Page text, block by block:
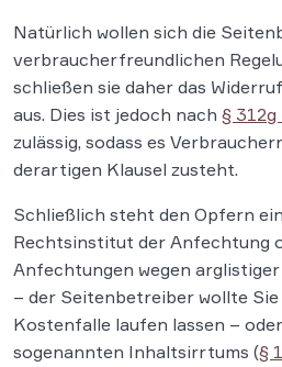
Natürlich wollen sich die
verbraucherfreundlichen
schließen sie daher das
aus. Dies ist jedoch nach § 312g
zulässig, sodass es
derartigen Klausel zusteht.
Schließlich steht den Opfern
Rechtsinstitut der Anfechtung
Anfechtungen wegen arglistiger
– der Seitenbetreiber wollte
Kostenfalle laufen lassen –
sogenannten Inhaltsirrtums (§